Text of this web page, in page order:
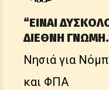
“ΕΙΝΑΙ
ΔΙΕΘΝΗ
Νησιά για
και ΦΠΑ